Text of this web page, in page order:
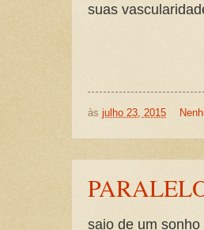
suas
às julho 23, 2015
saio de um sonho